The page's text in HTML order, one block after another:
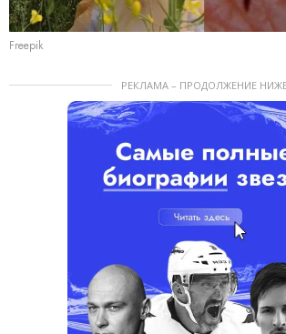
Freepik
РЕКЛАМА – ПРОДОЛЖЕНИЕ